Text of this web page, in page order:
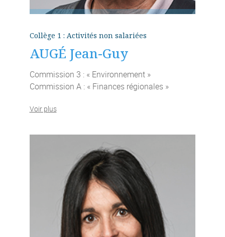
Collège 1 : Activités non salariées
AUGÉ Jean-Guy
Commission 3 : « Environnement »
Commission A : « Finances régionales »
Voir plus